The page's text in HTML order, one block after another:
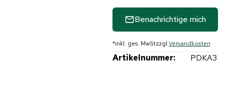
Benachrichtige mich
*inkl. ges. MwStzzgl.Versandkosten
Artikelnummer: PDKA3